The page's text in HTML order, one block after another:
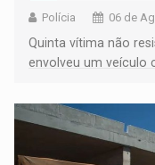
Polícia 06 de
Quinta vítima não
envolveu um veículo